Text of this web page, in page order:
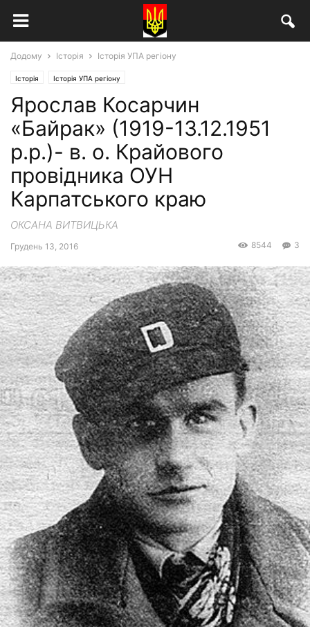
Додому Історія Історія УПА регіону
Історія Історія УПА регіону
Ярослав Косарчин
«Байрак» (1919-13.12.1951
р.р.)- в. о. Крайового
провідника ОУН
Карпатського краю
ОКСАНА ВИТВИЦЬКА
Грудень 13, 2016 3
8544